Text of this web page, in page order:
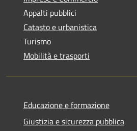
Appalti pubblici
Catasto e urbanistica
Turismo
Mobilità e trasporti
Educazione e formazione
Giustizia e sicurezza pubblica